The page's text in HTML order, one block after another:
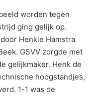
worden tegen
ging gelijk op.
Henkie Hamstra
GSVV zorgde met
gelijkmaker. Henk de
hoogstandjes,
1-1 was de